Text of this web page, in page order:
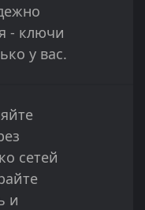
- ключи
у вас.
сетей
и